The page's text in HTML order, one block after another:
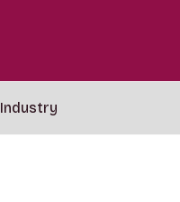
Industry